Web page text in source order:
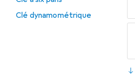
Clé dynamométrique